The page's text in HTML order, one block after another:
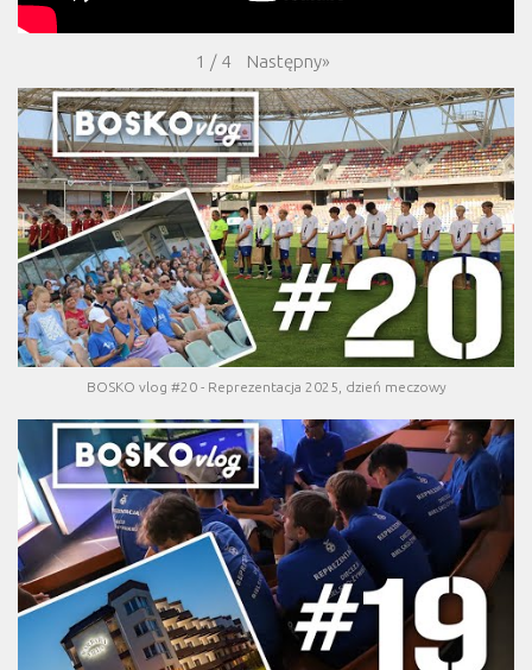
1 / 4 Następny»
BOSKO vlog #20 - Reprezentacja 2025, dzień meczowy